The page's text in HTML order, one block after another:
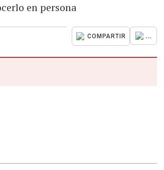
en persona
COMPARTIR ...